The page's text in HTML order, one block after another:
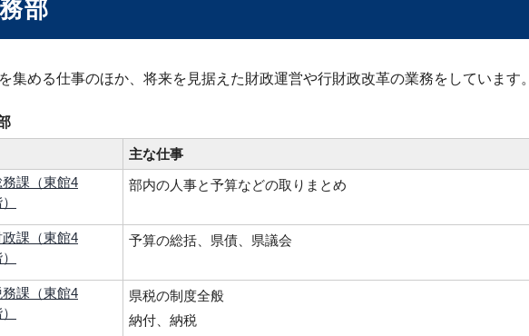
部
集める仕事のほか、将来を見据えた財政運営や行財政改革の業務をしています。
主な仕事
務課（東館4
部内の人事と予算などの取りまとめ
政課（東館4
予算の総括、県債、県議会
務課（東館4
県税の制度全般
納付、納税